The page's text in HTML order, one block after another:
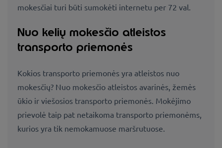
mokesčiai turi būti sumokėti internetu per 72 val.
Nuo kelių mokesčio atleistos
transporto priemonės
Kokios transporto priemonės yra atleistos nuo
mokesčių? Nuo mokesčio atleistos avarinės, žemės
ūkio ir viešosios transporto priemonės. Mokėjimo
prievolė taip pat netaikoma transporto priemonėms,
kurios yra tik nemokamuose maršrutuose.